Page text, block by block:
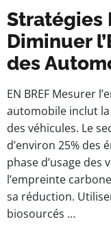
Stratégies
Diminuer
des
EN BREF Mesurer
automobile inclut la
des véhicules. Le
d’environ 25% des
phase d’usage des
l’empreinte
sa réduction.
biosourcés …